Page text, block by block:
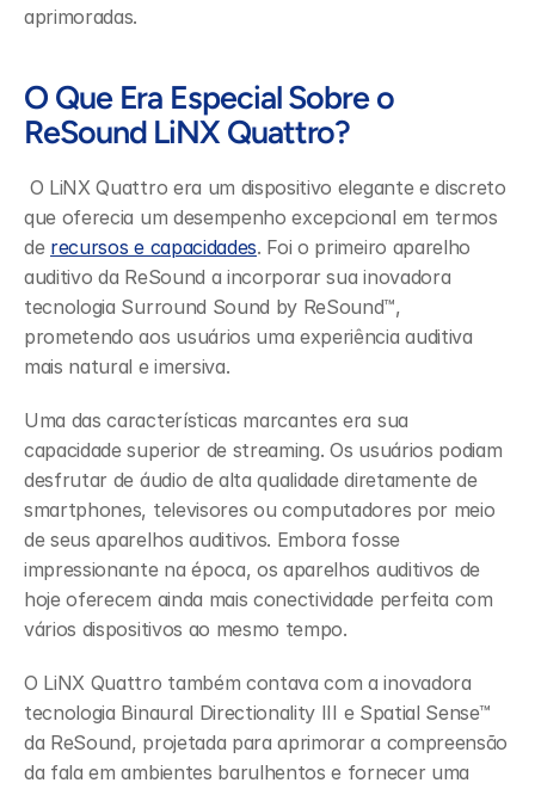
aprimoradas.
O Que Era Especial Sobre o
ReSound LiNX Quattro?
que oferecia um desempenho excepcional em termos
de recursos e capacidades. Foi o primeiro aparelho
auditivo da ReSound a incorporar sua inovadora
tecnologia Surround Sound by ReSound™,
prometendo aos usuários uma experiência auditiva
mais natural e imersiva.
Uma das características marcantes era sua
capacidade superior de streaming. Os usuários podiam
desfrutar de áudio de alta qualidade diretamente de
smartphones, televisores ou computadores por meio
de seus aparelhos auditivos. Embora fosse
impressionante na época, os aparelhos auditivos de
hoje oferecem ainda mais conectividade perfeita com
vários dispositivos ao mesmo tempo.
O LiNX Quattro também contava com a inovadora
tecnologia Binaural Directionality III e Spatial Sense™
da ReSound, projetada para aprimorar a compreensão
da fala em ambientes barulhentos e fornecer uma